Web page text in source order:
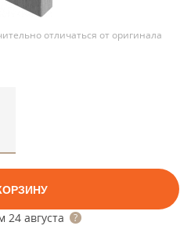
отличаться от оригинала
24 августа